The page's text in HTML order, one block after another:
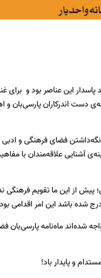
این عناصر بود و برای
دست اندرکاران پارسی‌بان و
فضای فرهنگی و ادبی
آشنایی علاقه‌مندان با
از این ما تقویم فرهنگی
شده باشد این امر اقدامی بود
شده‌اند ماه‌نامه پارسی‌بان
و پایدار باد!